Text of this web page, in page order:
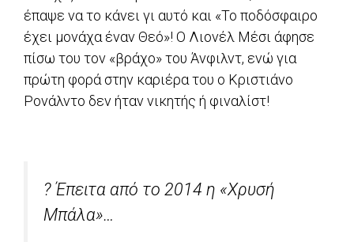
έπαψε να το κάνει γι αυτό και «Το ποδόσφαιρο
έχει μονάχα έναν Θεό»! Ο Λιονέλ Μέσι άφησε
πίσω του τον «βράχο» του Άνφιλντ, ενώ για
πρώτη φορά στην καριέρα του ο Κριστιάνο
Ρονάλντο δεν ήταν νικητής ή φιναλίστ!
? Έπειτα από το 2014 η «Χρυσή
Μπάλα»…